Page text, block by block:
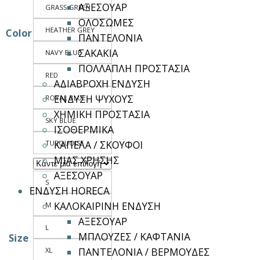
ΑΞΕΣΟΥΑΡ
ΟΛΟΣΩΜΕΣ
ΠΑΝΤΕΛΟΝΙΑ
ΣΑΚΑΚΙΑ
ΠΟΛΛΑΠΛΗ ΠΡΟΣΤΑΣΙΑ
ΑΔΙΑΒΡΟΧΗ ΕΝΔΥΣΗ
ΕΝΔΥΣΗ ΨΥΧΟΥΣ
ΧΗΜΙΚΗ ΠΡΟΣΤΑΣΙΑ
ΙΣΟΘΕΡΜΙΚΑ
ΚΑΠΕΛΑ / ΣΚΟΥΦΟΙ
ΜΙΑΣ ΧΡΗΣΗΣ
ΑΞΕΣΟΥΑΡ
ΕΝΔΥΣΗ HORECA
ΚΑΛΟΚΑΙΡΙΝΗ ΕΝΔΥΣΗ
ΑΞΕΣΟΥΑΡ
ΜΠΛΟΥΖΕΣ / ΚΑΦΤΑΝΙΑ
ΠΑΝΤΕΛΟΝΙΑ / ΒΕΡΜΟΥΔΕΣ
Color
GRASS GREEN
HEATHER GREY
NAVY BLUE
RED
ROYAL BLUE
SKY BLUE
TURQUOISE
Size
S
M
L
XL